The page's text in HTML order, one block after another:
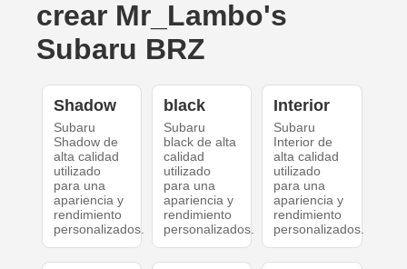
crear Mr_Lambo's
Subaru BRZ
Shadow
Subaru
Shadow de
alta calidad
utilizado
para una
apariencia y
rendimiento
personalizados.
black
Subaru
black de alta
calidad
utilizado
para una
apariencia y
rendimiento
personalizados.
Interior
Subaru
Interior de
alta calidad
utilizado
para una
apariencia y
rendimiento
personalizados.